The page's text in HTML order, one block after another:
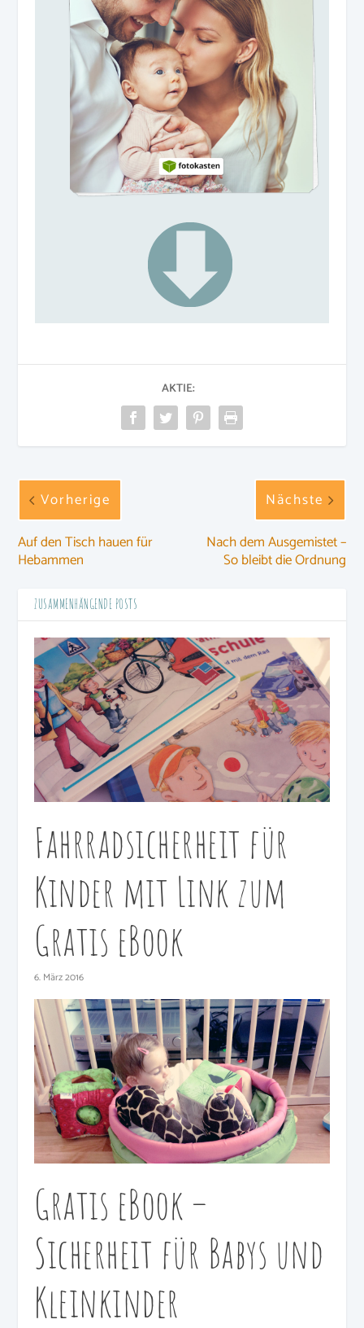
AKTIE:
Vorherige
Auf den Tisch hauen für
Hebammen
Nächste
Nach dem Ausgemistet –
So bleibt die Ordnung
ZUSAMMENHÄNGENDE POSTS
Fahrradsicherheit für
Kinder mit Link zum
Gratis eBook
6. März 2016
Gratis eBook –
Sicherheit für Babys und
Kleinkinder